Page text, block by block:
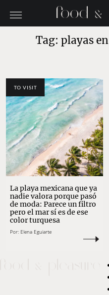
Tag: playas
TO VISIT
La playa mexicana que ya
nadie valora porque pasó
de moda: Parece un filtro
pero el mar sí es de ese
color turquesa
Por: Elena Eguiarte